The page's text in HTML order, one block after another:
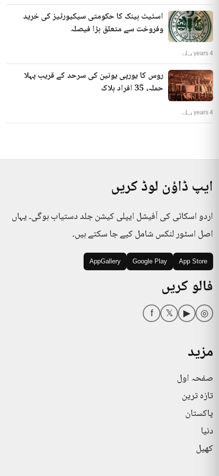
اسٹیٹ بینک کا حکومتی سیکیورٹیز کی خرید
وفروخت سے متعلق بڑا فیصلہ
4 years پہلے
روس کا یورپی یونین کی سرحد کے قریب پہلا
حملہ، 35 افراد ہلاک
4 years پہلے
ایپ ڈاؤن لوڈ کریں
اردو اسکائی کی آفیشل ایپلی کیشن جلد دستیاب ہوگی۔ یہاں
اصل اسٹور لنکس شامل کیے جا سکتے ہیں۔
App Store
Google Play
AppGallery
فالو کریں
◎
▶
𝕏
f
مزید
صفحہ اول
تازہ ترین
پاکستان
دنیا
کھیل